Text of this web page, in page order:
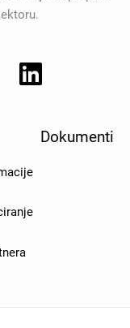
Dokumenti